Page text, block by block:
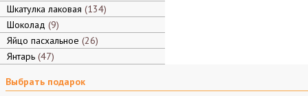
Шкатулка лаковая 134
Шоколад 9
Яйцо пасхальное 26
Янтарь 47
Выбрать подарок